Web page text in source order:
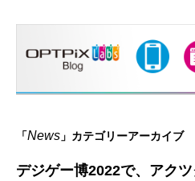
「News 」カテゴリーアーカイブ
デジゲー博2022で、アク